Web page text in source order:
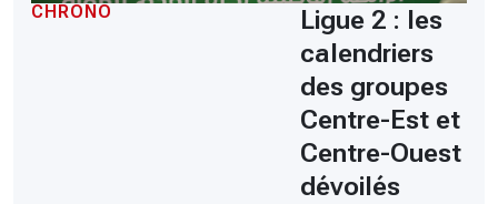
CHRONO
Ligue 2 : les
calendriers
des groupes
Centre-Est et
Centre-Ouest
dévoilés